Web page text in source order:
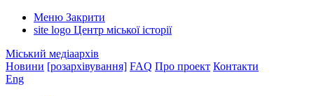
Меню Закрити
site logo Центр міської історії
Міський медіаархів
Новини [розархівування] FAQ Про проект Контакти
Eng